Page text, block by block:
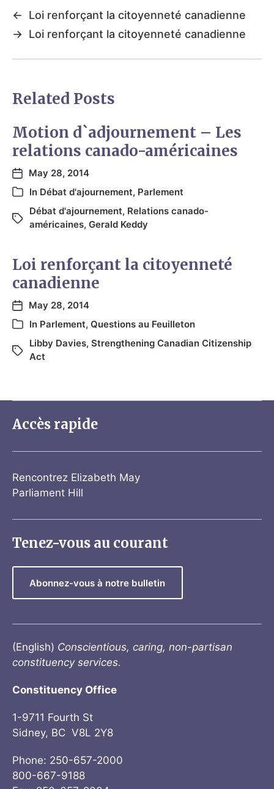
←
Loi renforçant la citoyenneté canadienne
→ Loi renforçant la citoyenneté canadienne
Related Posts
Motion d`adjournement – Les
relations canado-américaines
May 28, 2014
In Débat d'ajournement, Parlement
Débat d'ajournement, Relations canado-
américaines, Gerald Keddy
Loi renforçant la citoyenneté
canadienne
May 28, 2014
In Parlement, Questions au Feuilleton
Libby Davies, Strengthening Canadian Citizenship
Act
Accès rapide
Rencontrez Elizabeth May
Parliament Hill
Tenez-vous au courant
Abonnez-vous à notre bulletin
(English) Conscientious, caring, non-partisan
constituency services.
Constituency Office
1-9711 Fourth St
Sidney, BC V8L 2Y8
Phone: 250-657-2000
800-667-9188